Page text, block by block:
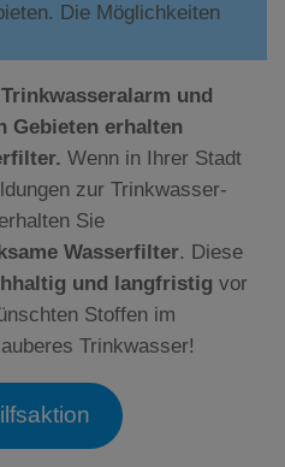
Die Möglichkeiten
und
Gebieten erhalten
Wenn in Ihrer Stadt
zur Trinkwasser-
Sie
Wasserfilter. Diese
und langfristig vor
Stoffen im
Trinkwasser!